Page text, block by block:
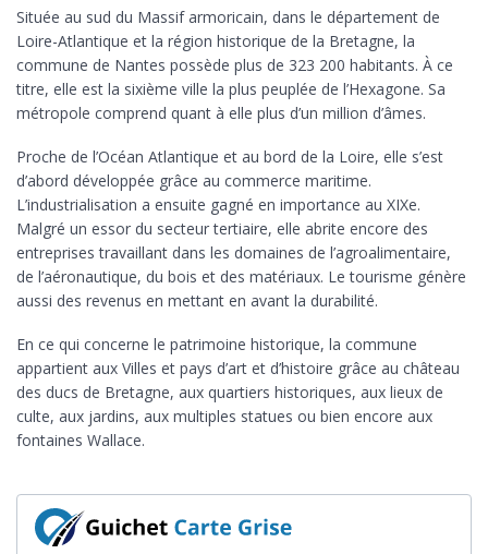
Située au sud du Massif armoricain, dans le département de
Loire-Atlantique et la région historique de la Bretagne, la
commune de Nantes possède plus de 323 200 habitants. À ce
titre, elle est la sixième ville la plus peuplée de l’Hexagone. Sa
métropole comprend quant à elle plus d’un million d’âmes.
Proche de l’Océan Atlantique et au bord de la Loire, elle s’est
d’abord développée grâce au commerce maritime.
L’industrialisation a ensuite gagné en importance au XIXe.
Malgré un essor du secteur tertiaire, elle abrite encore des
entreprises travaillant dans les domaines de l’agroalimentaire,
de l’aéronautique, du bois et des matériaux. Le tourisme génère
aussi des revenus en mettant en avant la durabilité.
En ce qui concerne le patrimoine historique, la commune
appartient aux Villes et pays d’art et d’histoire grâce au château
des ducs de Bretagne, aux quartiers historiques, aux lieux de
culte, aux jardins, aux multiples statues ou bien encore aux
fontaines Wallace.